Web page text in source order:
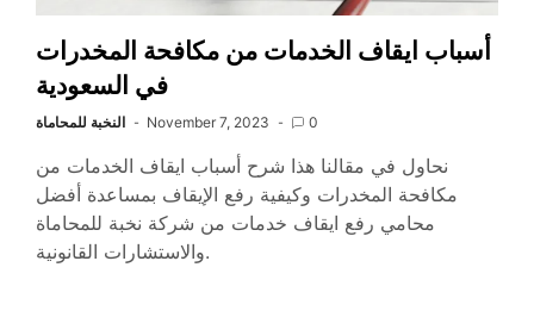
أسباب ايقاف الخدمات من مكافحة المخدرات
في السعودية
النخبة للمحاماة November 7, 2023 0
نحاول في مقالنا هذا شرح أسباب ايقاف الخدمات من
مكافحة المخدرات وكيفية رفع الإيقاف بمساعدة أفضل
محامي رفع ايقاف خدمات من شركة نخبة للمحاماة
والاستشارات القانونية.